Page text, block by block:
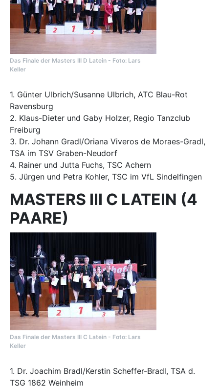
Das Finale der Masters III D Latein - Foto: Lars
Keller
1. Günter Ulbrich/Susanne Ulbrich, ATC Blau-Rot
Ravensburg
2. Klaus-Dieter und Gaby Holzer, Regio Tanzclub
Freiburg
3. Dr. Johann Gradl/Oriana Viveros de Moraes-Gradl,
TSA im TSV Graben-Neudorf
4. Rainer und Jutta Fuchs, TSC Achern
5. Jürgen und Petra Kohler, TSC im VfL Sindelfingen
MASTERS III C LATEIN (4
PAARE)
Das Finale der Masters III C Latein - Foto: Lars
Keller
1. Dr. Joachim Bradl/Kerstin Scheffer-Bradl, TSA d.
TSG 1862 Weinheim